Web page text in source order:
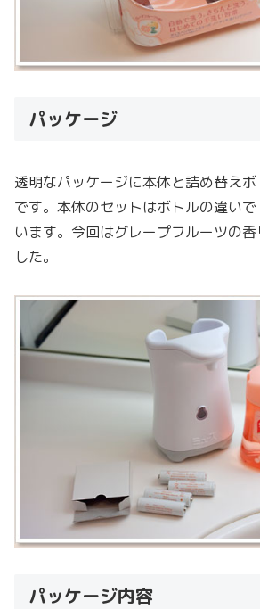
パッケージ
透明なパッケージに本体と詰め替え
です。本体のセットはボトルの違い
います。今回はグレープフルーツの
した。
パッケージ内容